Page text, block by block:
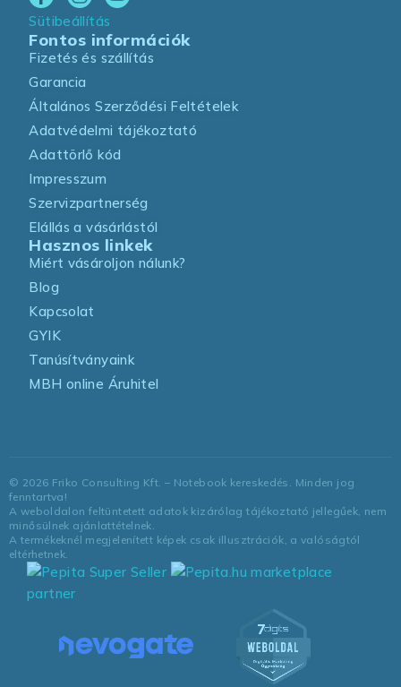
Sütibeállítás
Fontos információk
Fizetés és szállítás
Garancia
Általános Szerződési Feltételek
Adatvédelmi tájékoztató
Adattörlő kód
Impresszum
Szervizpartnerség
Elállás a vásárlástól
Hasznos linkek
Miért vásároljon nálunk?
Blog
Kapcsolat
GYIK
Tanúsítványaink
MBH online Áruhitel
© 2026 Friko Consulting Kft. – Notebook kereskedés. Minden jog
fenntartva!
A weboldalon feltüntetett adatok kizárólag tájékoztató jellegűek, nem
minősülnek ajánlattételnek.
A termékeknél megjelenített képek csak illusztrációk, a valóságtól
eltérhetnek.
marketplace
partner